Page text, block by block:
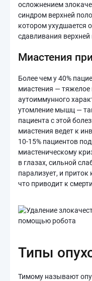
осложнением
синдром верхней
котором ухудшается
сдавливания
Миастения
Более чем у 40%
миастения — тяжелое
аутоиммунного
утомление мышц —
пациента с этой
миастения ведет к
10-15% пациентов
миастеническому
в глазах, сильной
парализует, и приток
что приводит к
Типы
Тимому называют